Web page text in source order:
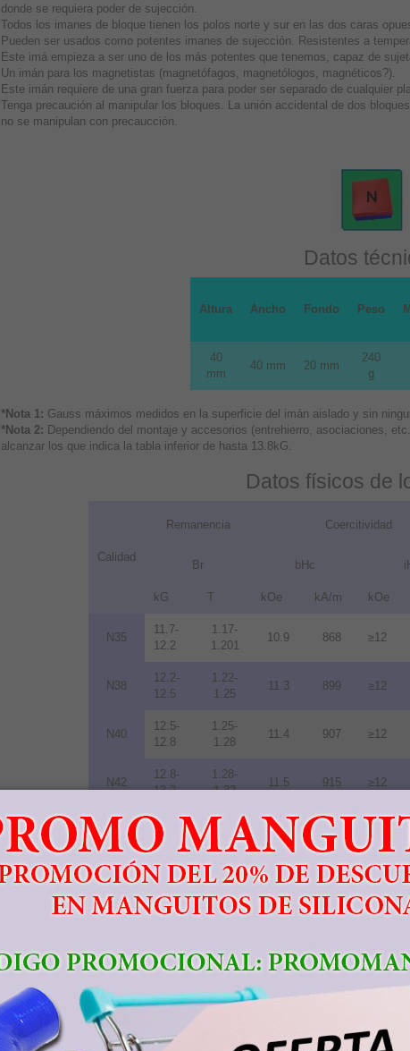
donde se requiera poder de sujección.
Todos los imanes de bloque tienen los polos norte y sur en las dos caras
Pueden ser usados como potentes imanes de sujección. Resistentes a
Este imá empieza a ser uno de los más potentes que tenemos, capaz de
Un imán para los magnetistas (magnetófagos, magnetólogos, magnéticos?).
Este imán requiere de una gran fuerza para poder ser separado de cualquier
Tenga precaución al manipular los bloques. La unión accidental de dos
no se manipulan con precaucción.
Datos
Altura Ancho Fondo Peso
40
mm
40 mm 20 mm
240
g
*Nota 1: Gauss máximos medidos en la superficie del imán aislado y sin
*Nota 2: Dependiendo del montaje y accesorios (entrehierro, asociaciones,
alcanzar los que indica la tabla inferior de hasta 13.8kG.
Datos físicos de
Calidad
Remanencia Coercitividad
Br bHc
kG T kOe kA/m kOe
N35
11.7-
12.2
1.17-
1.201
10.9 868 ≥12
N38
12.2-
12.5
1.22-
1.25
11.3 899 ≥12
N40
12.5-
12.8
1.25-
1.28
11.4 907 ≥12
N42
12.8-
13.2
1.28-
1.32
11.5 915 ≥12
N45
13.2-
13.8
1.32-
1.38
11.6 923
N48
13.8-
14.2
1.38-
1.42
10.5 836 ≥12
14.0-
1.40-
N52
14.3-
1.43-
10.0 796 ≥11
33M